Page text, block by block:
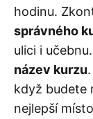
hodinu.
správného
ulici i
název kurzu
když budete
nejlepší